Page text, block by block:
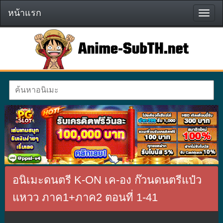
หน้า
แรก
หน้าแรก
อนิเมะดนตรี K-ON เค-อง ก๊วนดนตรีแป๋ว
แหวว ภาค1+ภาค2 ตอนที่ 1-41